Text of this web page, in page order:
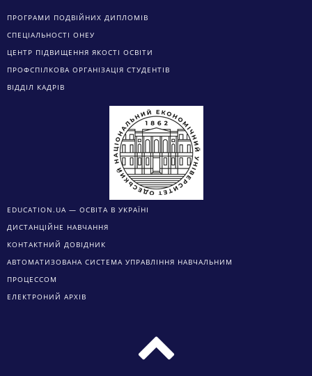
ПРОГРАМИ ПОДВІЙНИХ ДИПЛОМІВ
СПЕЦІАЛЬНОСТІ ОНЕУ
ЦЕНТР ПІДВИЩЕННЯ ЯКОСТІ ОСВІТИ
ПРОФСПІЛКОВА ОРГАНІЗАЦІЯ СТУДЕНТІВ
ВІДДІЛ КАДРІВ
EDUCATION.UA — ОСВІТА В УКРАЇНІ
ДИСТАНЦІЙНЕ НАВЧАННЯ
КОНТАКТНИЙ ДОВІДНИК
АВТОМАТИЗОВАНА СИСТЕМА УПРАВЛІННЯ НАВЧАЛЬНИМ
ПРОЦЕССОМ
ЕЛЕКТРОНИЙ АРХІВ